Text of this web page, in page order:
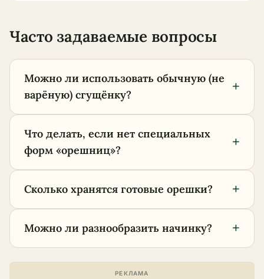
Часто задаваемые вопросы
Можно ли использовать обычную (не
варёную) сгущёнку?
+
Что делать, если нет специальных
форм «орешниц»?
+
Сколько хранятся готовые орешки? +
Можно ли разнообразить начинку? +